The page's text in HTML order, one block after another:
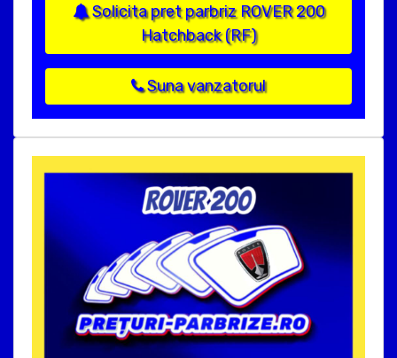
Solicita pret parbriz ROVER 200
Hatchback (RF)
Suna vanzatorul